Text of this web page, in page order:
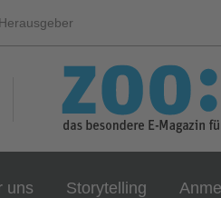
Herausgeber
uns Storytelling